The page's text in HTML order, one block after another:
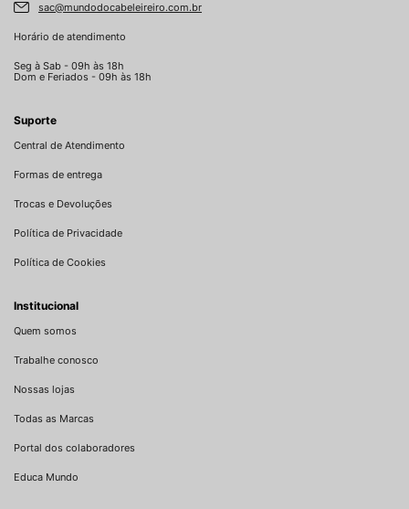
sac@mundodocabeleireiro.com.br
Horário de atendimento
Seg à Sab - 09h às 18h
Dom e Feriados - 09h às 18h
Suporte
Central de Atendimento
Formas de entrega
Trocas e Devoluções
Política de Privacidade
Política de Cookies
Institucional
Quem somos
Trabalhe conosco
Nossas lojas
Todas as Marcas
Portal dos colaboradores
Educa Mundo